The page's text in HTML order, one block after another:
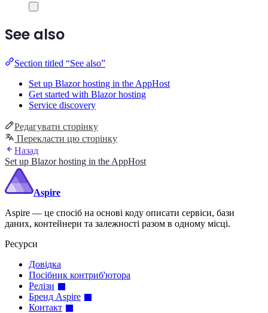
See also
Section titled “See also”
Set up Blazor hosting in the AppHost
Get started with Blazor hosting
Service discovery
Редагувати сторінку
Перекласти цю сторінку
Назад
Set up Blazor hosting in the AppHost
Aspire
Aspire — це спосіб на основі коду описати сервіси, бази
даних, контейнери та залежності разом в одному місці.
Ресурси
Довідка
Посібник контриб'ютора
Релізи
Бренд Aspire
Контакт